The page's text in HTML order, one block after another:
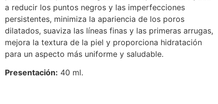
a reducir los puntos negros y las imperfecciones
persistentes, minimiza la apariencia de los poros
dilatados, suaviza las líneas finas y las primeras arrugas,
mejora la textura de la piel y proporciona hidratación
para un aspecto más uniforme y saludable.
Presentación: 40 ml.